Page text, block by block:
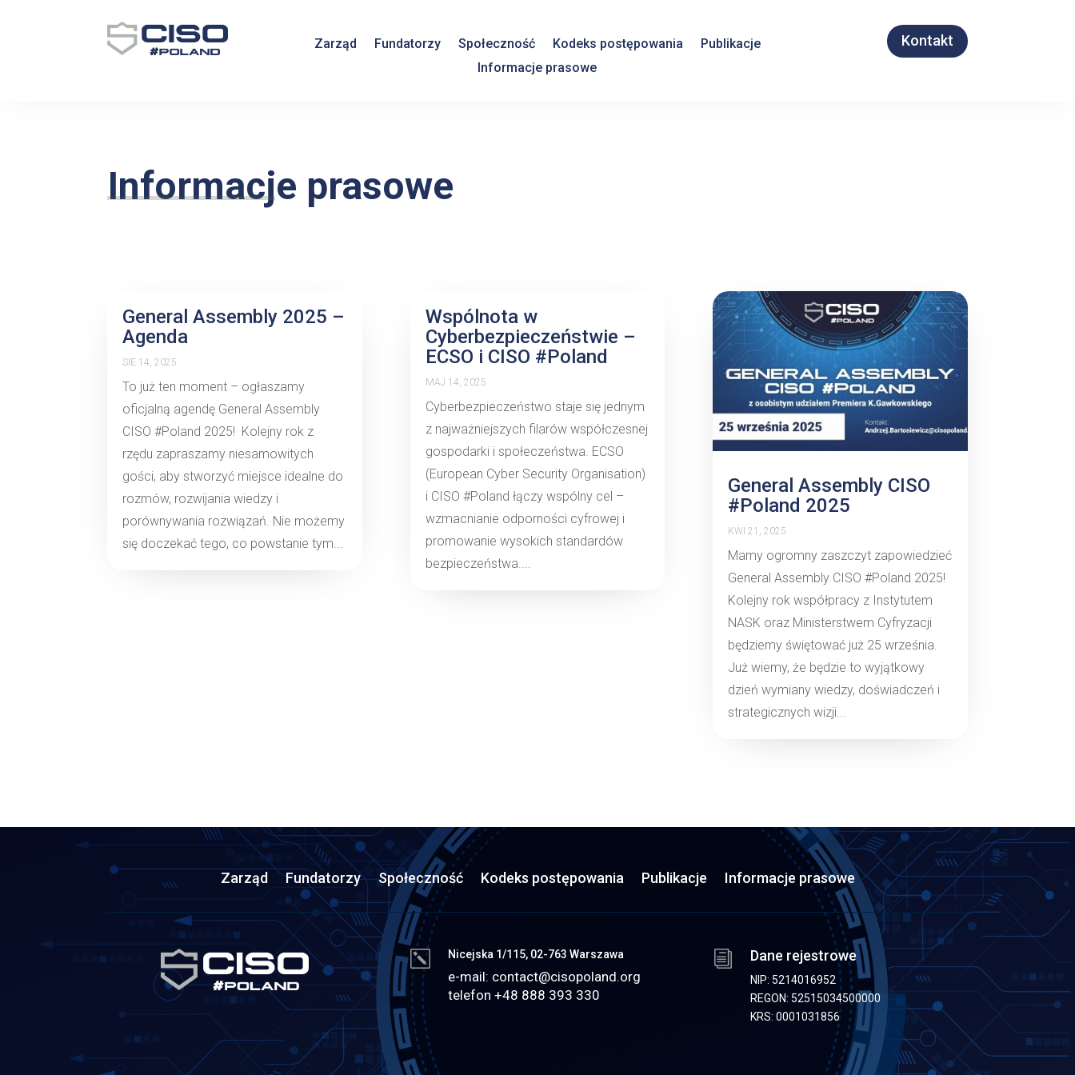
Zarząd Fundatorzy Społeczność Kodeks postępowania
Publikacje
Informacje prasowe
Kontakt
Informacje prasowe
General Assembly 2025 –
Agenda
SIE 14, 2025
To już ten moment – ogłaszamy
oficjalną agendę General Assembly
CISO #Poland 2025! Kolejny rok z
rzędu zapraszamy niesamowitych
gości, aby stworzyć miejsce idealne do
rozmów, rozwijania wiedzy i
porównywania rozwiązań. Nie możemy
się doczekać tego, co powstanie tym...
Wspólnota w
Cyberbezpieczeństwie –
ECSO i CISO #Poland
MAJ 14, 2025
Cyberbezpieczeństwo staje się jednym
z najważniejszych filarów współczesnej
gospodarki i społeczeństwa. ECSO
(European Cyber Security Organisation)
i CISO #Poland łączy wspólny cel –
wzmacnianie odporności cyfrowej i
promowanie wysokich standardów
bezpieczeństwa....
General Assembly CISO
#Poland 2025
KWI 21, 2025
Mamy ogromny zaszczyt zapowiedzieć
General Assembly CISO #Poland 2025!
Kolejny rok współpracy z Instytutem
NASK oraz Ministerstwem Cyfryzacji
będziemy świętować już 25 września.
Już wiemy, że będzie to wyjątkowy
dzień wymiany wiedzy, doświadczeń i
strategicznych wizji...
Zarząd Fundatorzy Społeczność Kodeks postępowania Publikacje Informacje prasowe
k Nicejska 1/115, 02-763 Warszawa
e-mail: contact@cisopoland.org
telefon +48 888 393 330
i Dane rejestrowe
NIP: 5214016952
REGON: 52515034500000
KRS: 0001031856